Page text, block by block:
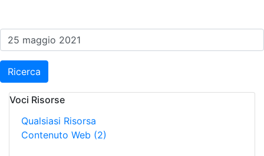
Ricerca
Voci Risorse
Qualsiasi Risorsa
Contenuto Web (2)